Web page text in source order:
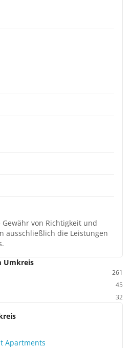
von Richtigkeit und
ausschließlich die Leistungen
Umkreis
261
45
32
Apartments